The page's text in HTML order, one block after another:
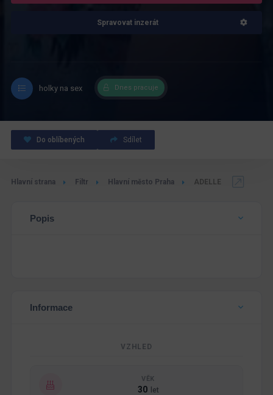
Spravovat inzerát
holky na sex Dnes pracuje
Do oblíbených Sdílet
Hlavní strana Filtr Hlavní město Praha ADELLE
Popis
Informace
VZHLED
VĚK
30 let